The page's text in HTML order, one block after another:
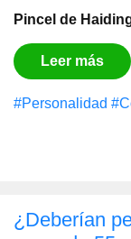
Pincel de
Leer más
#Personalidad
¿Deberían